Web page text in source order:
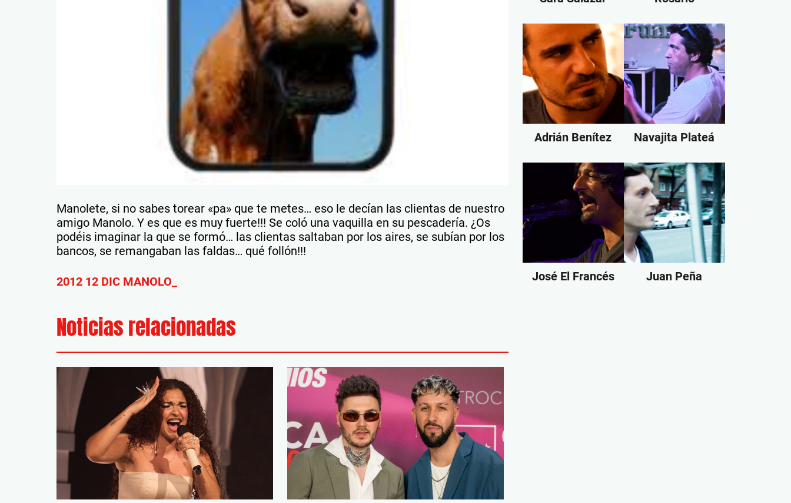
Manolete, si no sabes torear «pa» que te metes… eso le decían las clientas de nuestro
amigo Manolo. Y es que es muy fuerte!!! Se coló una vaquilla en su pescadería. ¿Os
podéis imaginar la que se formó… las clientas saltaban por los aires, se subían por los
bancos, se remangaban las faldas… qué follón!!!
2012 12 DIC MANOLO_
Noticias relacionadas
Adrián Benítez Navajita Plateá
José El Francés Juan Peña